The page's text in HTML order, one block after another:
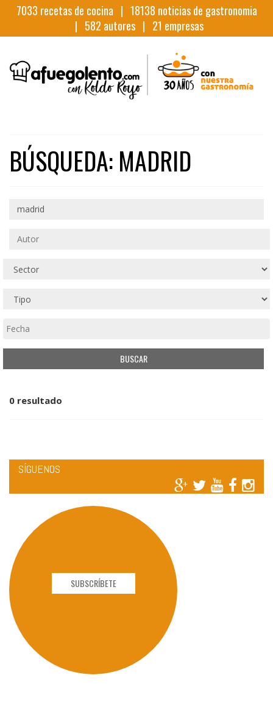
7033 recetas de cocina | 18138 noticias de gastronomia
| 582 autores | 21 empresas
BÚSQUEDA: MADRID
0 resultado
SÍGUENOS
SUBSCRÍBETE